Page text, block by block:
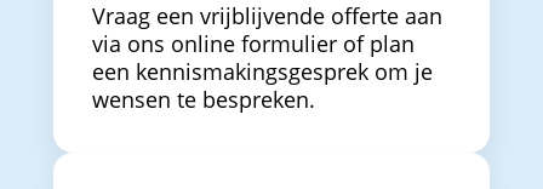
Vraag een vrijblijvende offerte aan
via ons online formulier of plan
een kennismakingsgesprek om je
wensen te bespreken.